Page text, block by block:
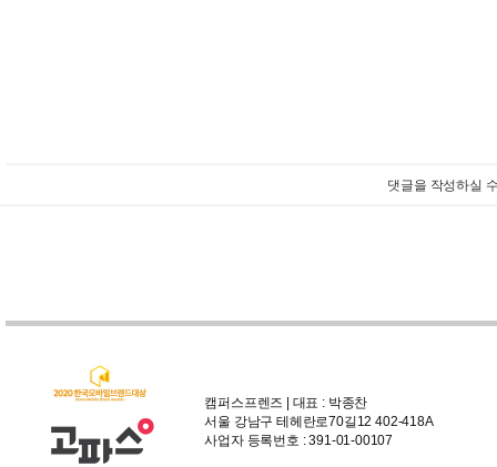
댓글을 작성하실
캠퍼스프렌즈 | 대표 : 박종찬
서울 강남구 테헤란로70길12 402-418A
사업자 등록번호 : 391-01-00107